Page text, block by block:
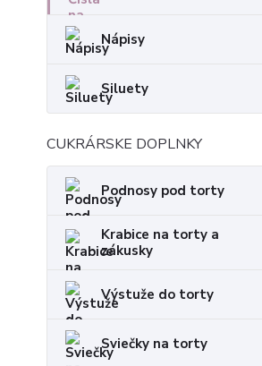
Nápisy
Siluety
CUKRÁRSKE DOPLNKY
Podnosy pod torty
Krabice na torty a
zákusky
Výstuže do torty
Sviečky na torty